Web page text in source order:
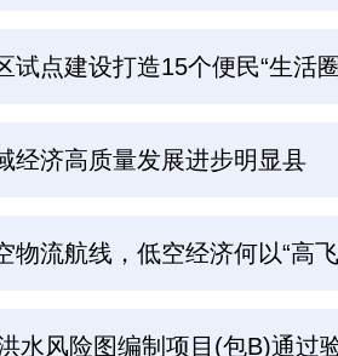
试点建设打造15个便民“生活
经济高质量发展进步明显县
物流航线，低空经济何以“高
水风险图编制项目(包B)通过